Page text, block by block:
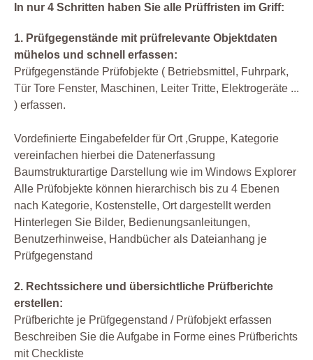
In nur 4 Schritten haben Sie alle Prüffristen im Griff:
1. Prüfgegenstände mit prüfrelevante Objektdaten
mühelos und schnell erfassen:
Prüfgegenstände Prüfobjekte ( Betriebsmittel, Fuhrpark,
Tür Tore Fenster, Maschinen, Leiter Tritte, Elektrogeräte ...
) erfassen.
Vordefinierte Eingabefelder für Ort ,Gruppe, Kategorie
vereinfachen hierbei die Datenerfassung
Baumstrukturartige Darstellung wie im Windows Explorer
Alle Prüfobjekte können hierarchisch bis zu 4 Ebenen
nach Kategorie, Kostenstelle, Ort dargestellt werden
Hinterlegen Sie Bilder, Bedienungsanleitungen,
Benutzerhinweise, Handbücher als Dateianhang je
Prüfgegenstand
2. Rechtssichere und übersichtliche Prüfberichte
erstellen:
Prüfberichte je Prüfgegenstand / Prüfobjekt erfassen
Beschreiben Sie die Aufgabe in Forme eines Prüfberichts
mit Checkliste